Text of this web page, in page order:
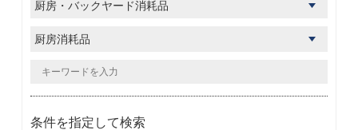
条件を指定して検索